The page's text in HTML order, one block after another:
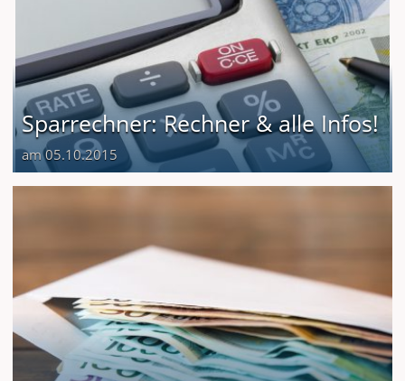
Sparrechner: Rechner & alle Infos!
am 05.10.2015